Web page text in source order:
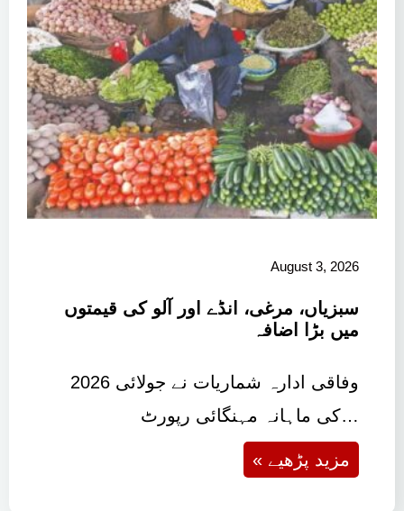
August 3, 2026
سبزیاں، مرغی، انڈے اور آلو کی قیمتوں
میں بڑا اضافہ
وفاقی ادارہ شماریات نے جولائی 2026
کی ماہانہ مہنگائی رپورٹ…
« مزید پڑھیے